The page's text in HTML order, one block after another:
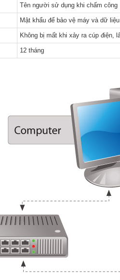
Tên người sử dụng khi chấm công
Mật khẩu để bảo vệ máy và dữ liệu
Không bị mất khi xảy ra cúp điện,
12 tháng